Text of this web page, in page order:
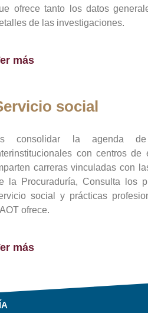
ofrece tanto los datos
de las investigaciones.
más
social
consolidar la agenda de
con centros de
carreras vinculadas con
la Procuraduría, Consulta los
social y prácticas
ofrece.
más